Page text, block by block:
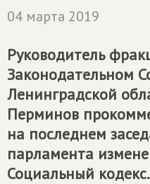
04 марта 2019
Руководитель
Законодательном
Ленинградской
Перминов
на последнем
парламента
Социальный кодекс.